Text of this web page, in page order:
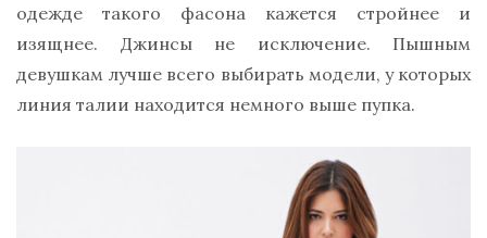
одежде такого фасона кажется стройнее и
изящнее. Джинсы не исключение. Пышным
девушкам лучше всего выбирать модели, у которых
линия талии находится немного выше пупка.